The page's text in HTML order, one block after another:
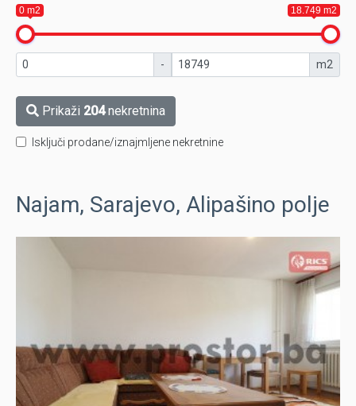
0 m2 18.749 m2
- m2
Prikaži 204nekretnina
Isključi prodane/iznajmljene nekretnine
Najam, Sarajevo, Alipašino polje